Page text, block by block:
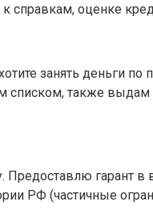
справкам, оценке
занять деньги
списком, также
Предоставлю гарант
РФ (частичные